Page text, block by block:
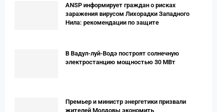
ANSP информирует граждан о рисках
заражения вирусом Лихорадки Западного
Нила: рекомендации по защите
В Вадул-луй-Водэ построят солнечную
электростанцию мощностью 30 МВт
Премьер и министр энергетики призвали
жителей Молдовы экономить